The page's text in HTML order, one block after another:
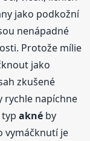
jako podkožní
nenápadné
Protože mílie
jako
zkušené
rychle napíchne
typakné by
vymáčknutí je